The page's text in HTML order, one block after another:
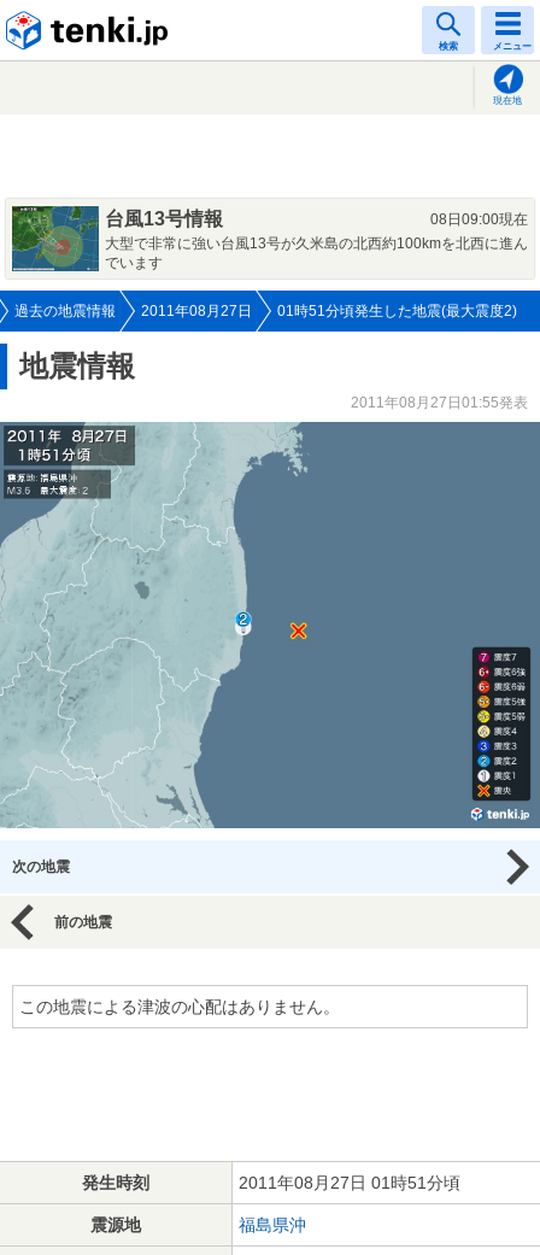
検索 メニュー
現在地
台風13号情報
08日09:00現在
大型で非常に強い台風13号が久米島の北西約100kmを北西に進ん
でいます
過去の地震情報 2011年08月27日 01時51分頃発生した地震(最大震度2)
地震情報
2011年08月27日01:55発表
次の地震
前の地震
この地震による津波の心配はありません。
発生時刻 2011年08月27日 01時51分頃
震源地 福島県沖